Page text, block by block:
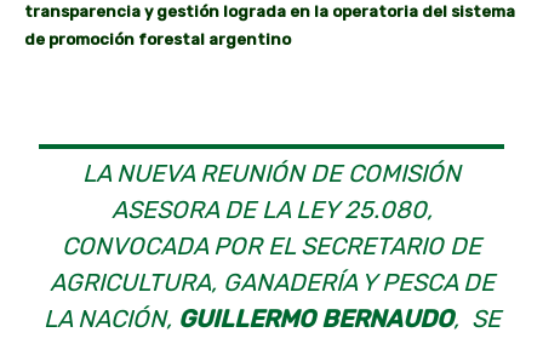
transparencia y gestión lograda en la operatoria del sistema
de promoción forestal argentino
LA NUEVA REUNIÓN DE COMISIÓN
ASESORA DE LA LEY 25.080,
CONVOCADA POR EL SECRETARIO DE
AGRICULTURA, GANADERÍA Y PESCA DE
LA NACIÓN, GUILLERMO BERNAUDO, SE